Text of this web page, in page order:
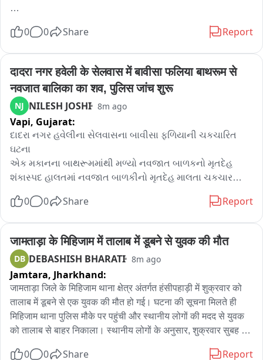
सदर कोतवाली क्षेत्र के पीरनपुर इलाके का मामला
0 0 Share Report
दादरा नगर हवेली के सेलवास में बावीसा फलिया बाथरूम से
नवजात बालिका का शव, पुलिस जांच शुरू
NJ NILESH JOSHI 8m ago
Vapi, Gujarat:
દાદરા નગર હવેલીના સેલવાસના બાવીસા ફળિયાની ચકચારિત
ઘટના
એક મકાનના બાથરૂમમાંથી મળ્યો નવજાત બાળકનો મૃતદેહ
શંકાસ્પદ હાલતમાં નવજાત બાળકીનો મૃતદેહ માલતા ચકચાર
મળ્યો મૃતદેહ
0 0 Share Report
जामताड़ा के मिहिजाम में तालाब में डूबने से युवक की मौत
DB DEBASHISH BHARATI 8m ago
Jamtara, Jharkhand:
जामताड़ा जिले के मिहिजाम थाना क्षेत्र अंतर्गत हंसीपहाड़ी में शुक्रवार को
तालाब में डूबने से एक युवक की मौत हो गई। घटना की सूचना मिलते ही
मिहिजाम थाना पुलिस मौके पर पहुंची और स्थानीय लोगों की मदद से युवक
को तालाब से बाहर निकाला। स्थानीय लोगों के अनुसार, शुक्रवार सुबह
0 0 Share Report